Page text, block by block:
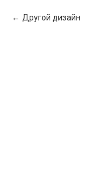
Другой дизайн